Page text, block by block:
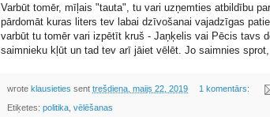
Varbūt tomēr, mīļais "tauta", tu vari uzņemties atbildību
pārdomāt kuras liters tev labai dzīvošanai vajadzīgas
varbūt tu tomēr vari izpētīt kruš - Jaņķelis vai Pēcis tavs
saimnieku kļūt un tad tev arī jāiet vēlēt. Jo saimnies
wrote klausieties sent trešdiena, maijs 22, 2019 1 komentārs:
Etiķetes: politika vēlēšanas